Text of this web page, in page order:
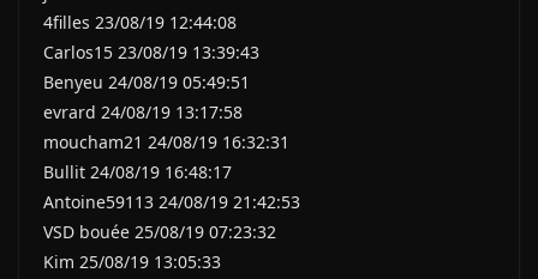
4filles 23/08/19 12:44:08
Carlos15 23/08/19 13:39:43
Benyeu 24/08/19 05:49:51
evrard 24/08/19 13:17:58
moucham21 24/08/19 16:32:31
Bullit 24/08/19 16:48:17
Antoine59113 24/08/19 21:42:53
VSD bouée 25/08/19 07:23:32
Kim 25/08/19 13:05:33